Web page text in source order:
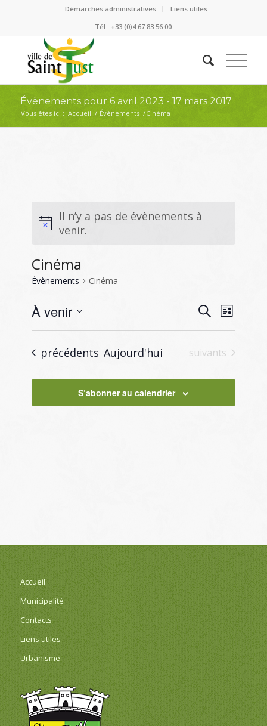
Démarches administratives
Liens utiles
Tél.: +33 (0)4 67 83 56 00
Évènements pour 6 avril 2023 - 17 mars 2017
Vous êtes ici : Accueil / Évènements /Cinéma
Il n’y a pas de évènements à
venir.
Cinéma
Évènements Cinéma
et
vues
Recherche
de
vues
Liste
À venir
Sélectionnez
une
date.
Évènements
précédents Aujourd'hui Évènements
suivants
S’abonner au calendrier
Accueil
Municipalité
Contacts
Liens utiles
Urbanisme